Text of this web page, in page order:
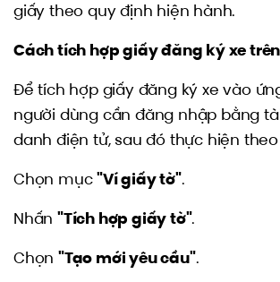
giấy theo quy định hiện hành.
Cách tích hợp giấy đăng ký xe trên
Để tích hợp giấy đăng ký xe vào
người dùng cần đăng nhập bằng
danh điện tử, sau đó thực hiện
Chọn mục"Ví giấy tờ".
Nhấn "Tích hợp giấy tờ".
Chọn "Tạo mới yêu cầu".